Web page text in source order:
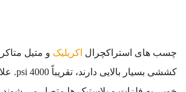
چسب های استراکچرال اکریلیک و متیل
کششی بسیار بالایی دارند، تقریباً 4000
psi
.